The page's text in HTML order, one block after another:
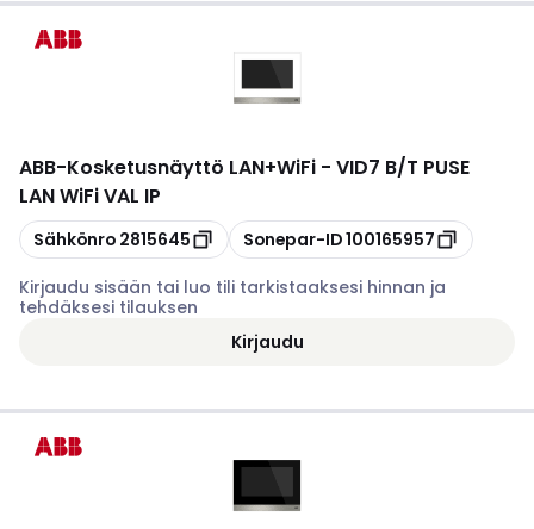
ABB-Kosketusnäyttö LAN+WiFi - VID7 B/T PUSE
LAN WiFi VAL IP
Kopioi
Sähkönro 2815645 Kopioi
Sonepar-ID100165957
Kirjaudu sisään tai luo tili tarkistaaksesi hinnan ja
tehdäksesi tilauksen
Kirjaudu